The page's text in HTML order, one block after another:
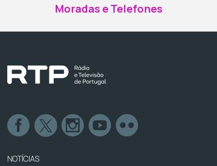
Moradas e Telefones
NOTÍCIAS